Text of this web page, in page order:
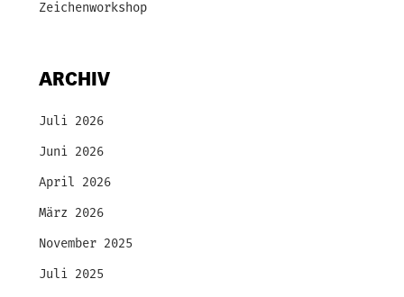
Zeichenworkshop
ARCHIV
Juli 2026
Juni 2026
April 2026
März 2026
November 2025
Juli 2025